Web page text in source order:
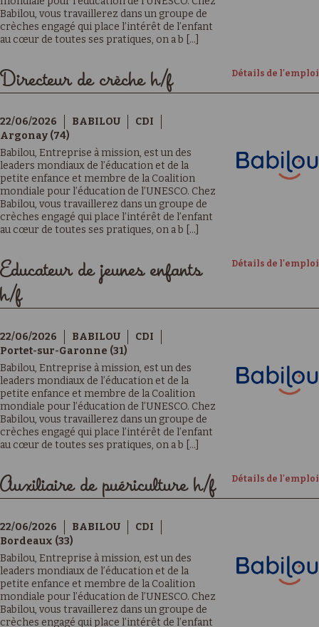
Babilou, vous travaillerez dans un groupe de
crèches engagé qui place l’intérêt de l’enfant
au cœur de toutes ses pratiques, on a b [...]
Détails de l'emploi
Directeur de crèche h/f
22/06/2026 BABILOU
CDI
Argonay (74)
Babilou, Entreprise à mission, est un des
leaders mondiaux de l’éducation et de la
petite enfance et membre de la Coalition
mondiale pour l’éducation de l’UNESCO. Chez
Babilou, vous travaillerez dans un groupe de
crèches engagé qui place l’intérêt de l’enfant
au cœur de toutes ses pratiques, on a b [...]
Détails de l'emploi
Educateur de jeunes enfants
h/f
22/06/2026 BABILOU
CDI
Portet-sur-Garonne (31)
Babilou, Entreprise à mission, est un des
leaders mondiaux de l’éducation et de la
petite enfance et membre de la Coalition
mondiale pour l’éducation de l’UNESCO. Chez
Babilou, vous travaillerez dans un groupe de
crèches engagé qui place l’intérêt de l’enfant
au cœur de toutes ses pratiques, on a b [...]
Détails de l'emploi
Auxiliaire de puériculture h/f
22/06/2026 BABILOU
CDI
Bordeaux (33)
Babilou, Entreprise à mission, est un des
leaders mondiaux de l’éducation et de la
petite enfance et membre de la Coalition
mondiale pour l’éducation de l’UNESCO. Chez
Babilou, vous travaillerez dans un groupe de
crèches engagé qui place l’intérêt de l’enfant